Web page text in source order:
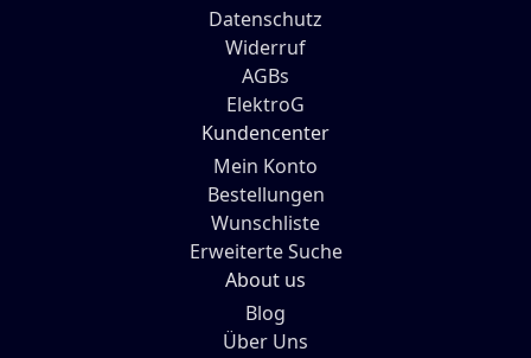
Datenschutz
Widerruf
AGBs
ElektroG
Kundencenter
Mein Konto
Bestellungen
Wunschliste
Erweiterte Suche
About us
Blog
Über Uns